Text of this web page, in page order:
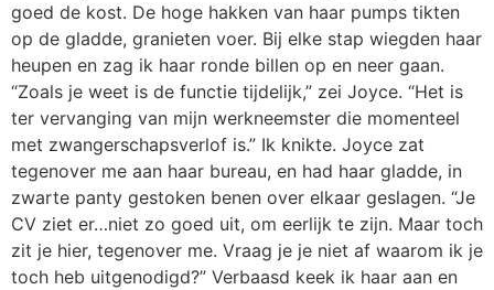
goed de kost. De hoge hakken van haar pumps tikten
op de gladde, granieten voer. Bij elke stap wiegden haar
heupen en zag ik haar ronde billen op en neer gaan.
“Zoals je weet is de functie tijdelijk,” zei Joyce. “Het is
ter vervanging van mijn werkneemster die momenteel
met zwangerschapsverlof is.” Ik knikte. Joyce zat
tegenover me aan haar bureau, en had haar gladde, in
zwarte panty gestoken benen over elkaar geslagen. “Je
CV ziet er…niet zo goed uit, om eerlijk te zijn. Maar toch
zit je hier, tegenover me. Vraag je je niet af waarom ik je
toch heb uitgenodigd?” Verbaasd keek ik haar aan en